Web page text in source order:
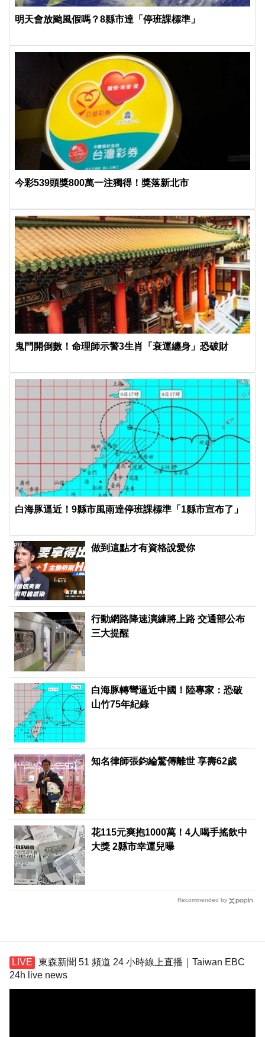
明天會放颱風假嗎？8縣市達「停班課標準」
今彩539頭獎800萬一注獨得！獎落新北市
鬼門開倒數！命理師示警3生肖「衰運纏身」恐破財
白海豚逼近！9縣市風雨達停班課標準「1縣市宣布了」
做到這點才有資格說愛你
PR
行動網路降速演練將上路 交通部公布
三大提醒
白海豚轉彎逼近中國！陸專家：恐破
山竹75年紀錄
知名律師張鈞綸驚傳離世 享壽62歲
花115元爽抱1000萬！4人喝手搖飲中
大獎 2縣市幸運兒曝
Recommended by
東森新聞 51 頻道 24 小時線上直播｜Taiwan EBC
24h live news